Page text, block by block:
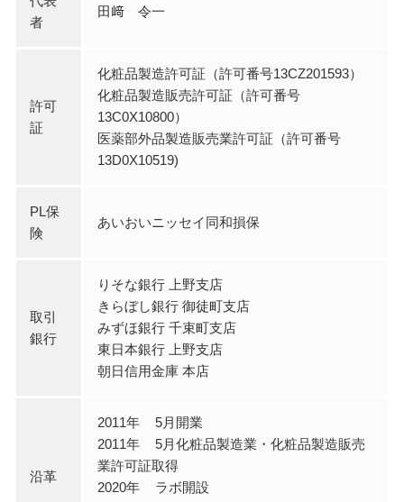
者
田﨑 令一
許可
証
化粧品製造許可証（許可番号13CZ201593）
化粧品製造販売許可証（許可番号
13C0X10800）
医薬部外品製造販売業許可証（許可番号
13D0X10519)
PL保
険
あいおいニッセイ同和損保
取引
銀行
りそな銀行 上野支店
きらぼし銀行 御徒町支店
みずほ銀行 千束町支店
東日本銀行 上野支店
朝日信用金庫 本店
沿革
2011年
5月開業
2011年
5月化粧品製造業・化粧品製造販売
業許可証取得
2020年
ラボ開設